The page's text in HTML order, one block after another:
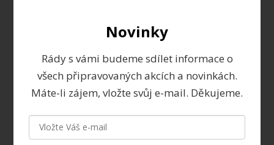
Novinky
Rády s vámi budeme sdílet informace o
všech připravovaných akcích a novinkách.
Máte-li zájem, vložte svůj e-mail. Děkujeme.